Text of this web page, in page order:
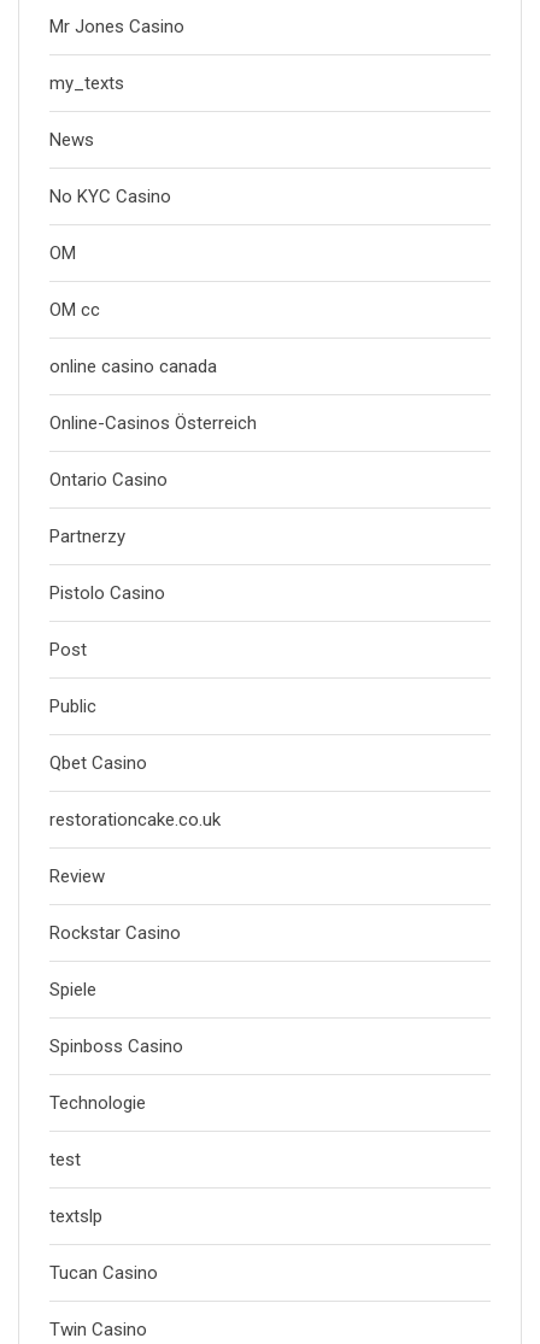
Mr Jones Casino
my_texts
News
No KYC Casino
OM
OM cc
online casino canada
Online-Casinos Österreich
Ontario Casino
Partnerzy
Pistolo Casino
Post
Public
Qbet Casino
restorationcake.co.uk
Review
Rockstar Casino
Spiele
Spinboss Casino
Technologie
test
textslp
Tucan Casino
Twin Casino